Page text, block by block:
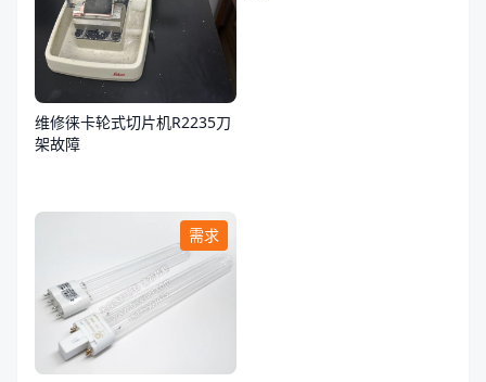
维修徕卡轮式切片机R2235刀
架故障
需求